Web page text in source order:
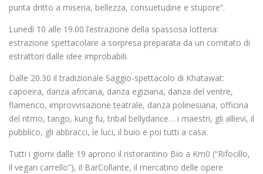
punta dritto a miseria, bellezza, consuetudine e stupore“.
Lunedì 10 alle 19.00 l’estrazione della spassosa lotteria:
estrazione spettacolare a sorpresa preparata da un comitato di
estrattori dalle idee improbabili.
Dalle 20.30 il tradizionale Saggio-spettacolo di Khatawat:
capoeira, danza africana, danza egiziana, danza del ventre,
flamenco, improvvisazione teatrale, danza polinesiana, officina
del ritmo, tango, kung fu, tribal bellydance… i maestri, gli allievi, il
pubblico, gli abbracci, le luci, il buio e poi tutti a casa.
Tutti i giorni dalle 19 aprono il ristorantino Bio a Km0 (“Rifocillo,
il vegan carrello”), il BarCollante, il mercatino delle opere